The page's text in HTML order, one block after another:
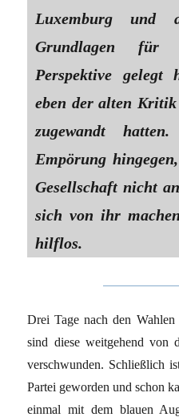
Luxemburg und
Grundlagen
Perspektive
eben der alten
zugewandt
Empörung
Gesellschaft nicht
sich von ihr
hilflos.
Drei Tage nach den
sind diese weitgehend von
verschwunden. Schließlich
Partei geworden und schon
einmal mit dem blauen